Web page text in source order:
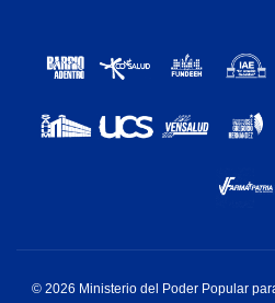
© 2026 Ministerio del Poder Popular